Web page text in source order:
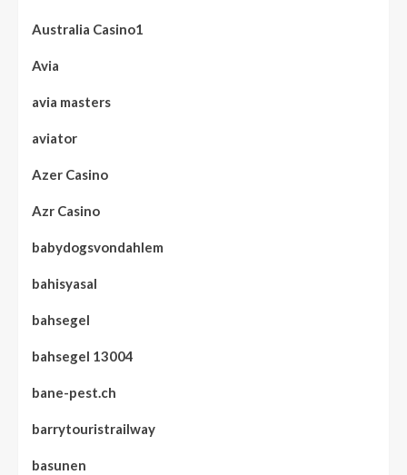
Australia Casino1
Avia
avia masters
aviator
Azer Casino
Azr Casino
babydogsvondahlem
bahisyasal
bahsegel
bahsegel 13004
bane-pest.ch
barrytouristrailway
basunen